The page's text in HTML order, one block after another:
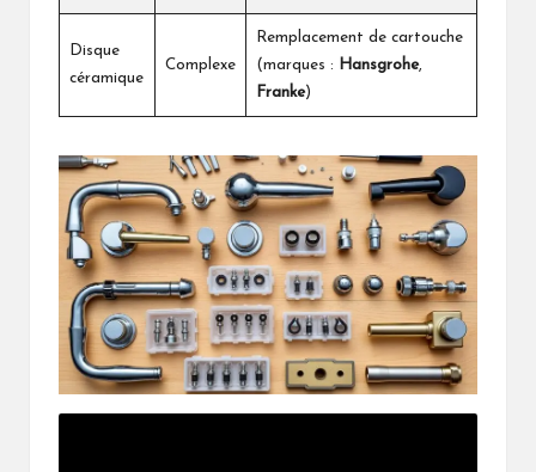
Disque
céramique
Complexe
Remplacement de cartouche
(marques :
Hansgrohe,
Franke)